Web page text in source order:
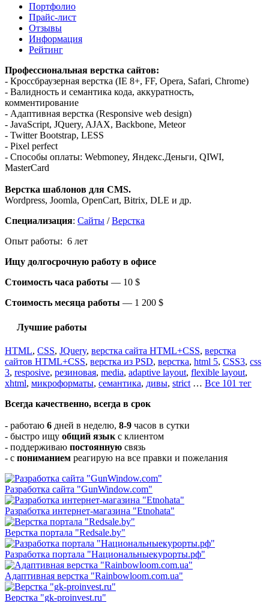
Портфолио
Прайс-лист
Отзывы
Информация
Рейтинг
Профессиональная верстка сайтов:
- Кроссбраузерная верстка (IE 8+, FF, Opera, Safari, Chrome)
- Валидность и семантика кода, аккуратность,
комментирование
- Адаптивная верстка (Responsive web design)
- JavaScript, JQuery, AJAX, Backbone, Meteor
- Twitter Bootstrap, LESS
- Pixel perfect
- Способы оплаты: Webmoney, Яндекс.Деньги, QIWI,
MasterCard
Верстка шаблонов для CMS.
Wordpress, Joomla, OpenCart, Bitrix, DLE и др.
Специализация: Сайты /Верстка
Опыт работы: 6 лет
Ищу долгосрочную работу в офисе
Стоимость часа работы — 10 $
Стоимость месяца работы — 1 200 $
Лучшие работы
HTML, CSS, JQuery, верстка сайта HTML+CSS, верстка
сайтов HTML+CSS, верстка из PSD, верстка, html 5, CSS3, css
3, resposive, резиновая, media, adaptive layout, flexible layout,
xhtml, микроформаты, семантика, дивы, strict … Все 101 тег
Всегда качественно, всегда в срок
- работаю 6 дней в неделю, 8-9 часов в сутки
- быстро ищу общий языкс клиентом
- поддерживаю постоянную связь
- с пониманием реагирую на все правки и пожелания
Разработка сайта "GunWindow.com"
Разработка интернет-магазина "Etnohata"
Верстка портала "Redsale.by"
Разработка портала "Национальныекурорты.рф"
Адаптивная верстка "Rainbowloom.com.ua"
Верстка "gk-proinvest.ru"